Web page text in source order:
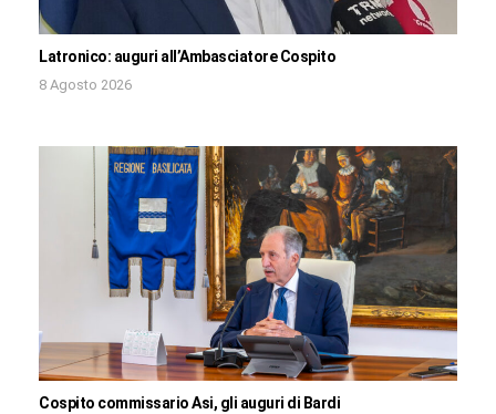
Latronico: auguri all’Ambasciatore Cospito
8 Agosto 2026
Cospito commissario Asi, gli auguri di Bardi